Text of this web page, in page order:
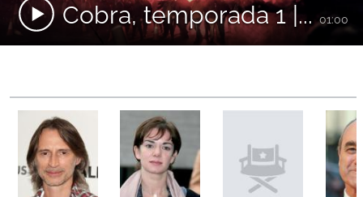
Cobra, temporada 1 |...01:00